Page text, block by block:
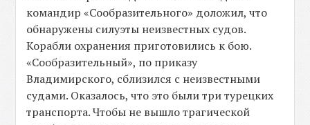
командир «Сообразительного» доложил, что
обнаружены силуэты неизвестных судов.
Корабли охранения приготовились к бою.
«Сообразительный», по приказу
Владимирского, сблизился с неизвестными
судами. Оказалось, что это были три турецких
транспорта. Чтобы не вышло трагической